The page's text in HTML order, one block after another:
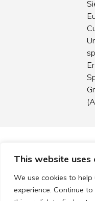
This website uses
We use cookies to
experience. Continue
©
Technopolis